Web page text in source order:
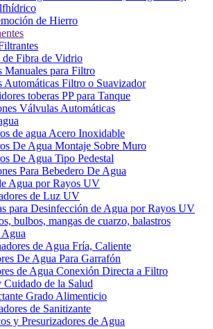
de Hierro
de Fibra de Vidrio
Manuales para Filtro
Automáticas Filtro o Suavizador
toberas PP para Tanque
Válvulas Automáticas
de agua Acero Inoxidable
De Agua Montaje Sobre Muro
De Agua Tipo Pedestal
Para Bebedero De Agua
Agua por Rayos UV
de Luz UV
para Desinfección de Agua por Rayos UV
bulbos, mangas de cuarzo, balastros
de Agua Fría, Caliente
De Agua Para Garrafón
de Agua Conexión Directa a Filtro
de la Salud
Grado Alimenticio
de Sanitizante
y Presurizadores de Agua